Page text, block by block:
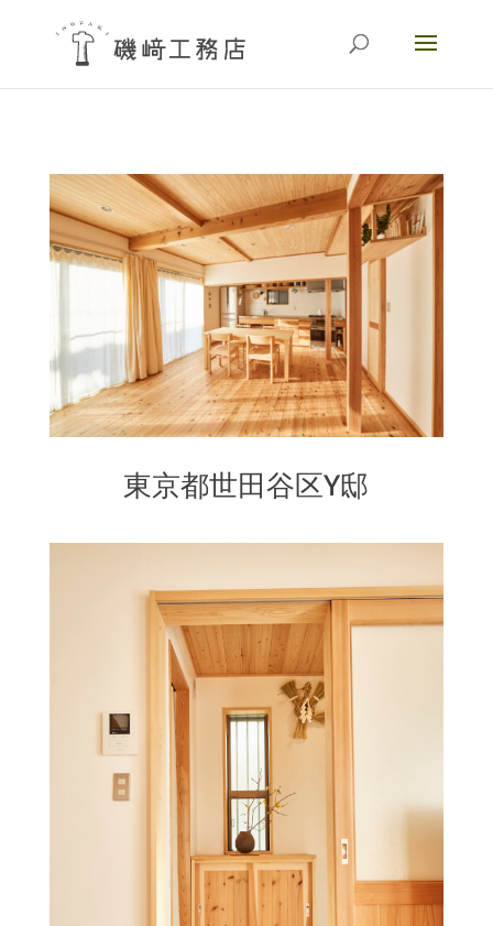
東京都世田谷区Y邸